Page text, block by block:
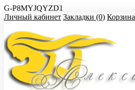
G-P8MYJQYZD1
Личный кабинет Закладки (0) Корзина